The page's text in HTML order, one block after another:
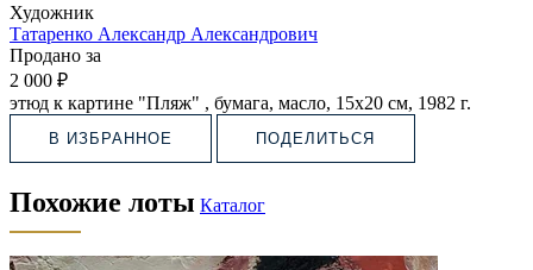
Художник
Татаренко Александр Александрович
Продано за
2 000 ₽
этюд к картине "Пляж" , бумага, масло, 15х20 см, 1982 г.
В ИЗБРАННОЕ ПОДЕЛИТЬСЯ
Похожие лоты Каталог